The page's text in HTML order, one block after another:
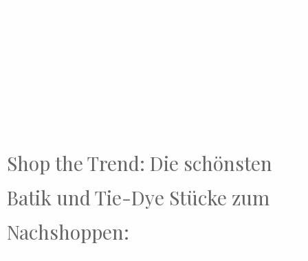
Shop the Trend: Die schönsten
Batik und Tie-Dye Stücke zum
Nachshoppen: